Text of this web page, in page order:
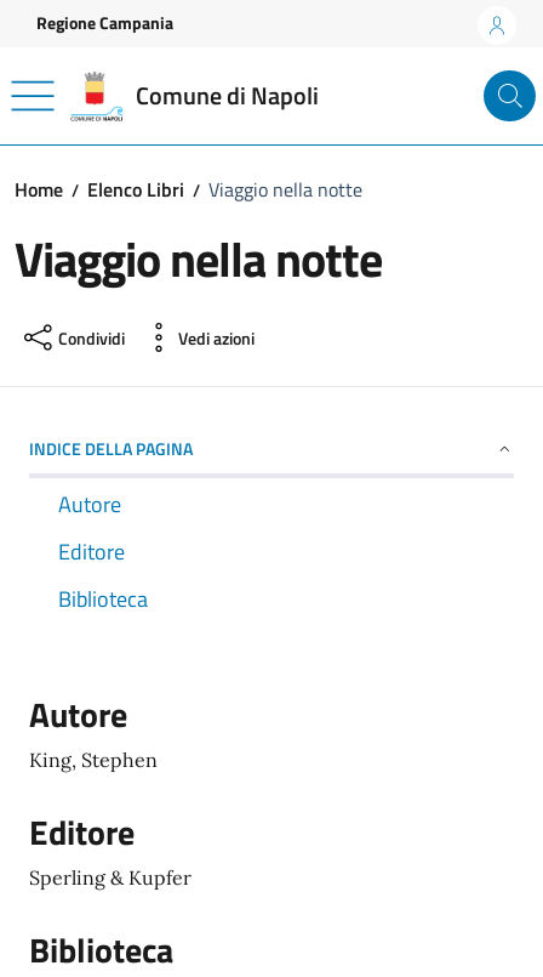
Vai ai contenuti
Vai al footer
Regione Campania
Comune di Napoli
Home Elenco Libri Viaggio nella notte
Viaggio nella notte
Condividi Vedi azioni
INDICE DELLA PAGINA
Autore
Editore
Biblioteca
Autore
King, Stephen
Editore
Sperling & Kupfer
Biblioteca